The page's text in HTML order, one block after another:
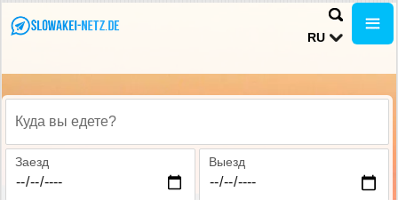
RU
Куда вы едете?
Заезд Выезд